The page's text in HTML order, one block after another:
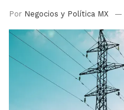
Por Negocios y Política MX